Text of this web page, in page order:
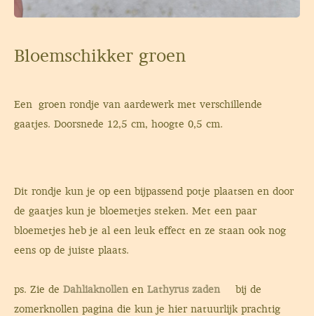
Bloemschikker groen
Een groen rondje van aardewerk met verschillende
gaatjes. Doorsnede 12,5 cm, hoogte 0,5 cm.
Dit rondje kun je op een bijpassend potje plaatsen en door
de gaatjes kun je bloemetjes steken. Met een paar
bloemetjes heb je al een leuk effect en ze staan ook nog
eens op de juiste plaats.
ps. Zie de Dahliaknollen en Lathyrus zaden
bij de
zomerknollen pagina die kun je hier natuurlijk prachtig